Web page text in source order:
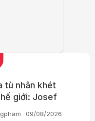
tù nhân khét
giới: Josef
09/08/2026